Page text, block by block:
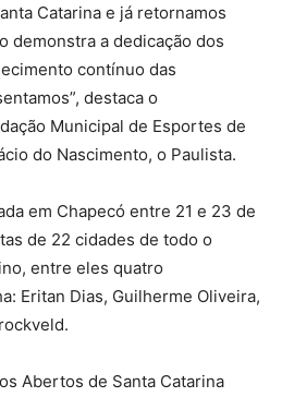
Catarina e já retornamos
demonstra a dedicação dos
contínuo das
destaca o
Municipal de Esportes de
do Nascimento, o Paulista.
em Chapecó entre 21 e 23 de
de 22 cidades de todo o
entre eles quatro
Eritan Dias, Guilherme Oliveira,
Abertos de Santa Catarina